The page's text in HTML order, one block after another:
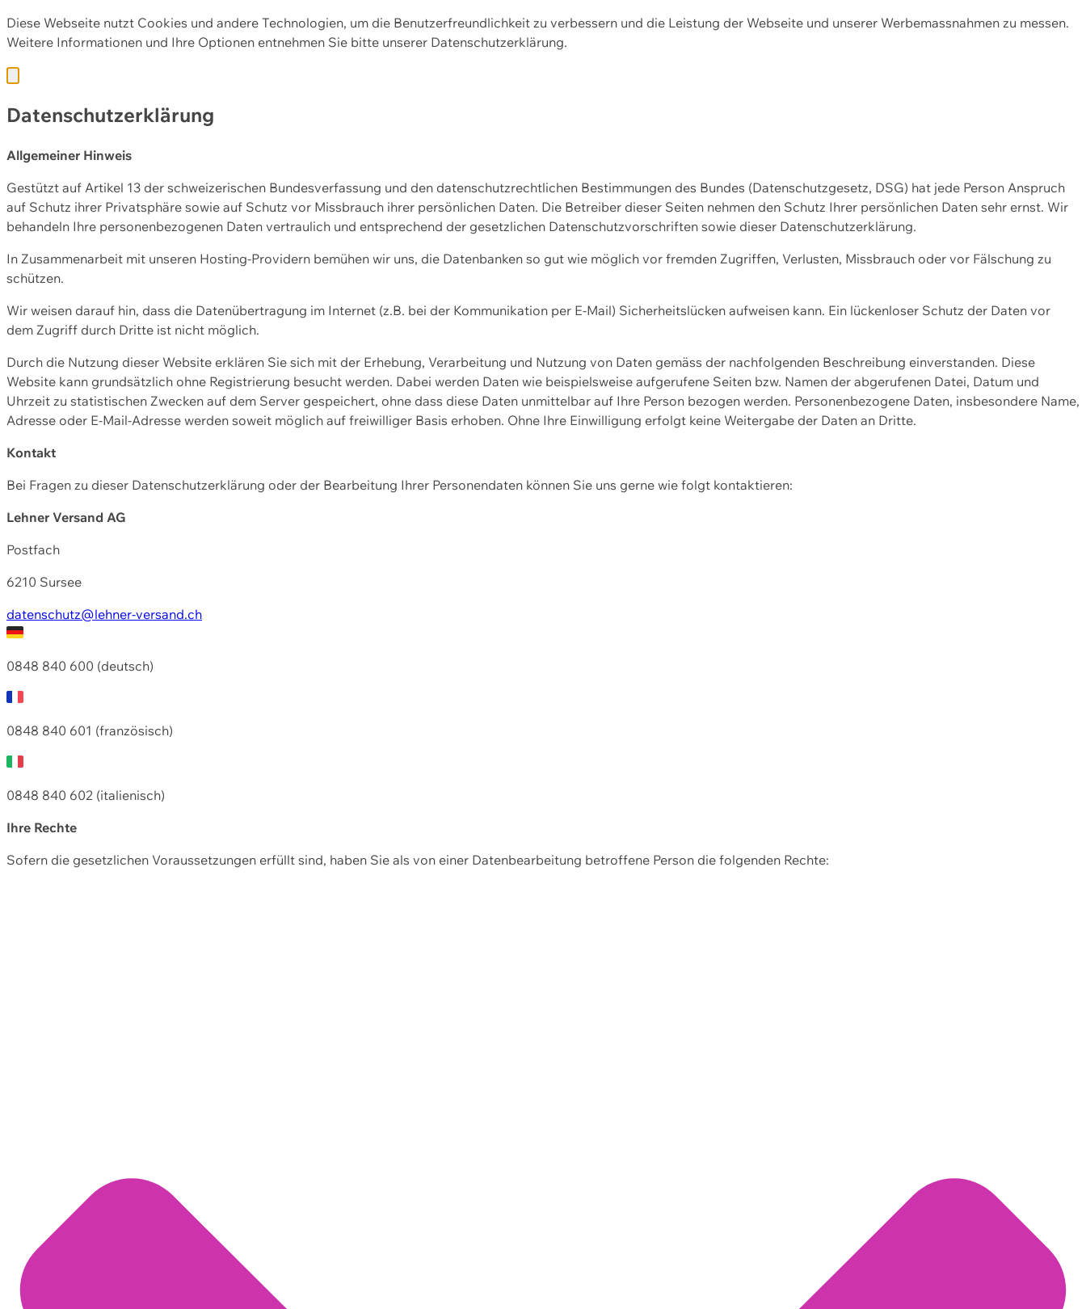
Diese Webseite nutzt Cookies und andere Technologien, um die Benutzerfreundlichkeit zu verbessern und die Leistung der Webseite und unserer Werbemassnahmen zu messen.
Weitere Informationen und Ihre Optionen entnehmen Sie bitte unserer Datenschutzerklärung.
Datenschutzerklärung
Allgemeiner Hinweis
Gestützt auf Artikel 13 der schweizerischen Bundesverfassung und den datenschutzrechtlichen Bestimmungen des Bundes (Datenschutzgesetz, DSG) hat jede Person Anspruch
auf Schutz ihrer Privatsphäre sowie auf Schutz vor Missbrauch ihrer persönlichen Daten. Die Betreiber dieser Seiten nehmen den Schutz Ihrer persönlichen Daten sehr ernst. Wir
behandeln Ihre personenbezogenen Daten vertraulich und entsprechend der gesetzlichen Datenschutzvorschriften sowie dieser Datenschutzerklärung.
In Zusammenarbeit mit unseren Hosting-Providern bemühen wir uns, die Datenbanken so gut wie möglich vor fremden Zugriffen, Verlusten, Missbrauch oder vor Fälschung zu
schützen.
Wir weisen darauf hin, dass die Datenübertragung im Internet (z.B. bei der Kommunikation per E-Mail) Sicherheitslücken aufweisen kann. Ein lückenloser Schutz der Daten vor
dem Zugriff durch Dritte ist nicht möglich.
Durch die Nutzung dieser Website erklären Sie sich mit der Erhebung, Verarbeitung und Nutzung von Daten gemäss der nachfolgenden Beschreibung einverstanden. Diese
Website kann grundsätzlich ohne Registrierung besucht werden. Dabei werden Daten wie beispielsweise aufgerufene Seiten bzw. Namen der abgerufenen Datei, Datum und
Uhrzeit zu statistischen Zwecken auf dem Server gespeichert, ohne dass diese Daten unmittelbar auf Ihre Person bezogen werden. Personenbezogene Daten, insbesondere Name,
Adresse oder E-Mail-Adresse werden soweit möglich auf freiwilliger Basis erhoben. Ohne Ihre Einwilligung erfolgt keine Weitergabe der Daten an Dritte.
Kontakt
Bei Fragen zu dieser Datenschutzerklärung oder der Bearbeitung Ihrer Personendaten können Sie uns gerne wie folgt kontaktieren:
Lehner Versand AG
Postfach
6210 Sursee
datenschutz@lehner-versand.ch
0848 840 600 (deutsch)
0848 840 601 (französisch)
0848 840 602 (italienisch)
Ihre Rechte
Sofern die gesetzlichen Voraussetzungen erfüllt sind, haben Sie als von einer Datenbearbeitung betroffene Person die folgenden Rechte: